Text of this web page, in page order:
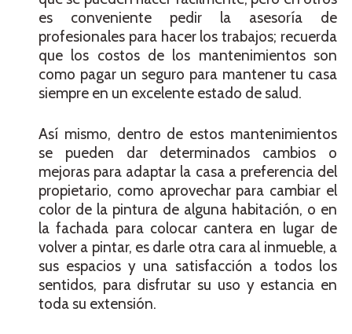
es conveniente pedir la asesoría de
profesionales para hacer los trabajos; recuerda
que los costos de los mantenimientos son
como pagar un seguro para mantener tu casa
siempre en un excelente estado de salud.
Así mismo, dentro de estos mantenimientos
se pueden dar determinados cambios o
mejoras para adaptar la casa a preferencia del
propietario, como aprovechar para cambiar el
color de la pintura de alguna habitación, o en
la fachada para colocar cantera en lugar de
volver a pintar, es darle otra cara al inmueble, a
sus espacios y una satisfacción a todos los
sentidos, para disfrutar su uso y estancia en
toda su extensión.